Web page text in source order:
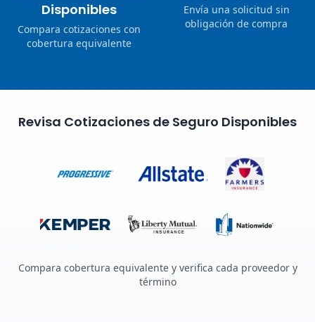
Disponibles
Compara cotizaciones con
cobertura equivalente
Envía una solicitud sin
obligación de compra
Revisa Cotizaciones de Seguro Disponibles
Compara cobertura equivalente y verifica cada proveedor y
término